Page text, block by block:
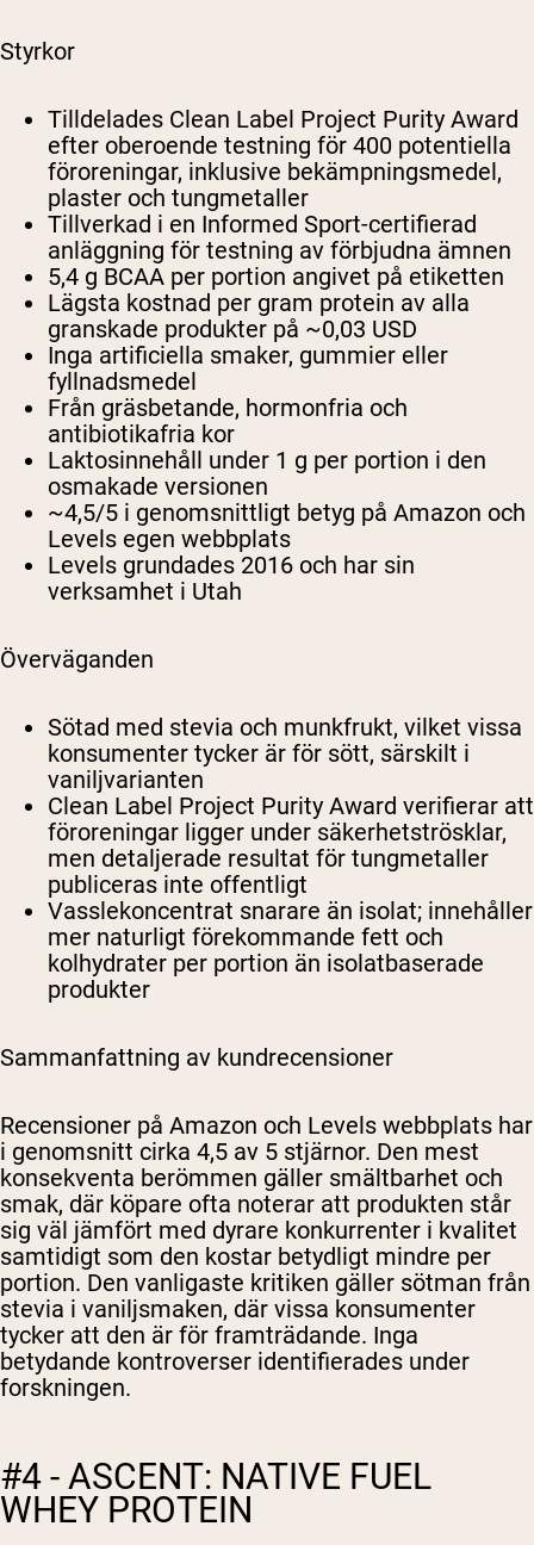
Styrkor
Tilldelades Clean Label Project Purity Award
efter oberoende testning för 400 potentiella
föroreningar, inklusive bekämpningsmedel,
plaster och tungmetaller
Tillverkad i en Informed Sport-certifierad
anläggning för testning av förbjudna ämnen
5,4 g BCAA per portion angivet på etiketten
Lägsta kostnad per gram protein av alla
granskade produkter på ~0,03 USD
Inga artificiella smaker, gummier eller
fyllnadsmedel
Från gräsbetande, hormonfria och
antibiotikafria kor
Laktosinnehåll under 1 g per portion i den
osmakade versionen
~4,5/5 i genomsnittligt betyg på Amazon och
Levels egen webbplats
Levels grundades 2016 och har sin
verksamhet i Utah
Överväganden
Sötad med stevia och munkfrukt, vilket vissa
konsumenter tycker är för sött, särskilt i
vaniljvarianten
Clean Label Project Purity Award verifierar att
föroreningar ligger under säkerhetströsklar,
men detaljerade resultat för tungmetaller
publiceras inte offentligt
Vasslekoncentrat snarare än isolat; innehåller
mer naturligt förekommande fett och
kolhydrater per portion än isolatbaserade
produkter
Sammanfattning av kundrecensioner
Recensioner på Amazon och Levels webbplats har
i genomsnitt cirka 4,5 av 5 stjärnor. Den mest
konsekventa berömmen gäller smältbarhet och
smak, där köpare ofta noterar att produkten står
sig väl jämfört med dyrare konkurrenter i kvalitet
samtidigt som den kostar betydligt mindre per
portion. Den vanligaste kritiken gäller sötman från
stevia i vaniljsmaken, där vissa konsumenter
tycker att den är för framträdande. Inga
betydande kontroverser identifierades under
forskningen.
#4 - ASCENT: NATIVE FUEL
WHEY PROTEIN